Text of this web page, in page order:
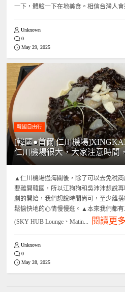
一下，體驗一下在地美食。相信台灣人
Unknown
0
May 29, 2025
韓國自由行
[韓國●首爾|仁川機場
仁川機場很大，大家注意時間
▲仁川機場過海關後，除了可以去免稅
要離開韓國，所以江狗狗和吳沛沛想說
劇的開始，我們想說時間尚可，至少離
鬆愉快地的心情慢慢逛。▲本來我們都
(SKY HUB Lounge、Matin...
閱讀更多
Unknown
0
May 28, 2025